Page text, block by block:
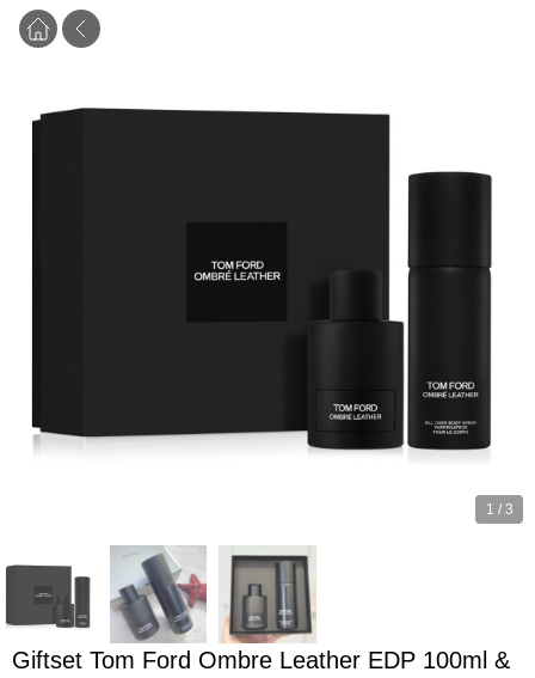
1 / 3
Giftset Tom Ford Ombre Leather EDP 100ml &